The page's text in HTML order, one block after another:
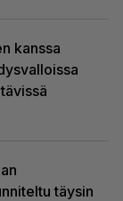
kanssa
täysin